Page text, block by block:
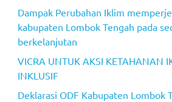
Dampak Perubahan Iklim
kabupaten Lombok Tengah pada
berkelanjutan
VICRA UNTUK AKSI KETAHANAN
INKLUSIF
Deklarasi ODF Kabupaten Lombok